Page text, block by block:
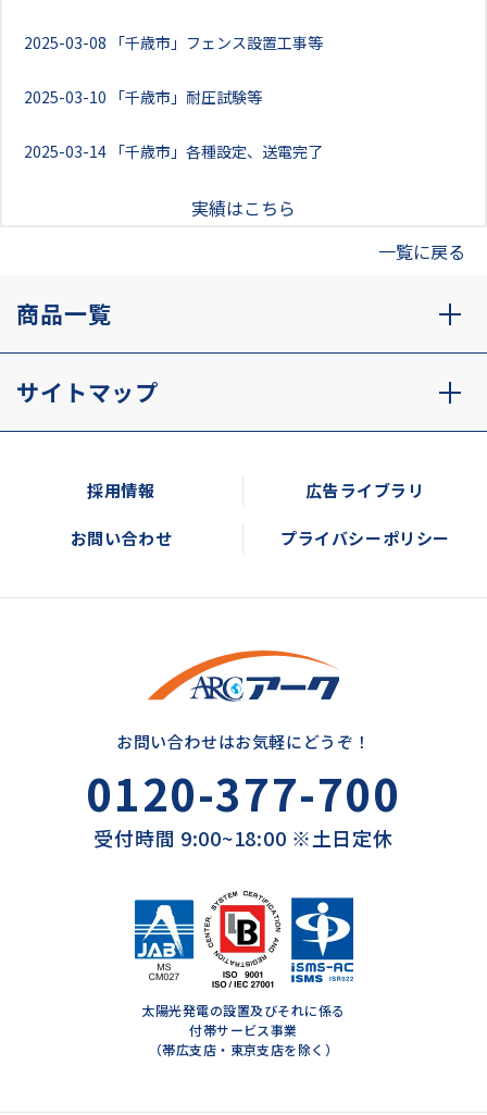
2025-03-08 「千歳市」フェンス設置工事等
2025-03-10 「千歳市」耐圧試験等
2025-03-14 「千歳市」各種設定、送電完了
実績はこちら
一覧に戻る
商品一覧
サイトマップ
採用情報 広告ライブラリ
お問い合わせ プライバシーポリシー
お問い合わせはお気軽にどうぞ！
0120-377-700
受付時間 9:00~18:00 ※土日定休
太陽光発電の設置及びそれに係る
付帯サービス事業
（帯広支店・東京支店を除く）